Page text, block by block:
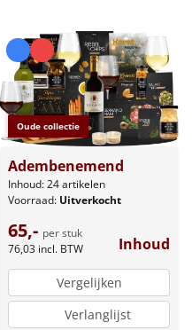
Oude collectie
Adembenemend
Inhoud: 24 artikelen
Voorraad: Uitverkocht
65,- per stuk
76,03 incl. BTW Inhoud
Vergelijken
Verlanglijst